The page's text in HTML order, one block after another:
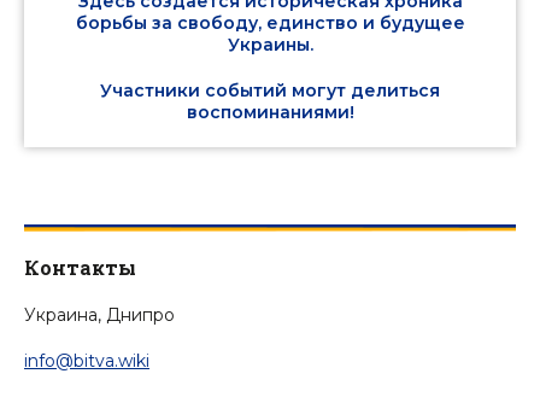
борьбы за свободу, единство и будущее
Украины.
Участники событий могут делиться
воспоминаниями!
Контакты
Украина, Днипро
info@bitva.wiki